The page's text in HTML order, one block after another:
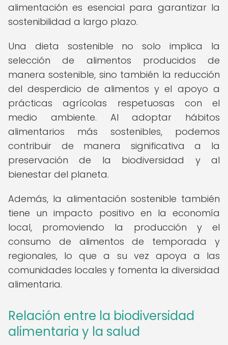
alimentación es esencial para garantizar la
sostenibilidad a largo plazo.
Una dieta sostenible no solo implica la
selección de alimentos producidos de
manera sostenible, sino también la reducción
del desperdicio de alimentos y el apoyo a
prácticas agrícolas respetuosas con el
medio ambiente. Al adoptar hábitos
alimentarios más sostenibles, podemos
contribuir de manera significativa a la
preservación de la biodiversidad y al
bienestar del planeta.
Además, la alimentación sostenible también
tiene un impacto positivo en la economía
local, promoviendo la producción y el
consumo de alimentos de temporada y
regionales, lo que a su vez apoya a las
comunidades locales y fomenta la diversidad
alimentaria.
Relación entre la biodiversidad
alimentaria y la salud